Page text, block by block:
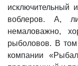
исключительный
воблеров. А,
немаловажно,
рыболовов. В
компании